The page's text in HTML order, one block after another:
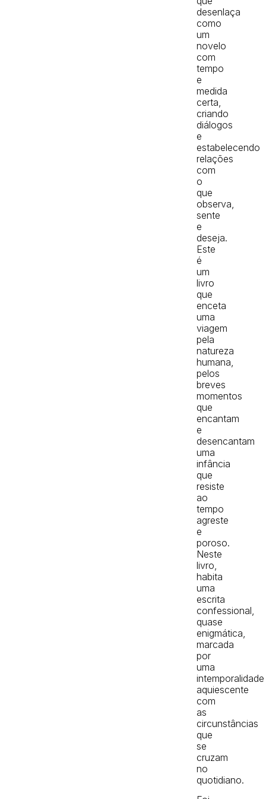
desenlaça
como
um
novelo
com
tempo
e
medida
certa,
criando
diálogos
e
estabelecendo
relações
com
o
que
observa,
sente
e
deseja.
Este
é
um
livro
que
enceta
uma
viagem
pela
natureza
humana,
pelos
breves
momentos
que
encantam
e
desencantam
uma
infância
que
resiste
ao
tempo
agreste
e
poroso.
Neste
livro,
habita
uma
escrita
confessional,
quase
enigmática,
marcada
por
uma
intemporalidade
aquiescente
com
as
circunstâncias
que
se
cruzam
no
quotidiano.